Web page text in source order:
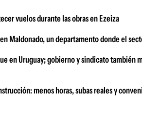
vuelos durante las obras en Ezeiza
Maldonado, un departamento donde el
en Uruguay; gobierno y sindicato también
menos horas, subas reales y